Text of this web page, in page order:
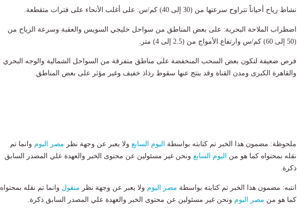
​نشاط رياح أحياناً تتراوح سرعتها من (30 إلى 40) كم/س: على أغلب الأنحاء على فترات متقطعة.
​اضطراب الملاحة البحرية: على بعض المناطق من سواحل خليجي السويس والعقبة وسرعة الرياح من
(50 إلى 60) كم/س وارتفاع الأمواج من (2.5 إلى 4) متر.
​فرص ضعيفة لتكون بعض السحب المنخفضة على مناطق متفرقة من السواحل الشمالية والوجه البحري
والقاهرة الكبرى ومدن القناة وقد ينتج عنها سقوط رذاذ خفيف وغير مؤثر على بعض المناطق.
ملحوظة: مضمون هذا الخبر تم كتابته بواسطة اليوم السابع ولا يعبر عن وجهة نظر مصر اليوم وانما تم
نقله بمحتواه كما هو من
اليوم السابع ونحن غير مسئولين عن محتوى الخبر والعهدة علي المصدر السابق
ذكرة.
انتبه: مضمون هذا الخبر تم كتابته بواسطة مصر اليوم ولا يعبر عن وجهة نظر منقول وانما تم نقله بمحتواه
كما هو من مصر اليوم ونحن غير مسئولين عن محتوى الخبر والعهدة علي المصدر السابق ذكرة.